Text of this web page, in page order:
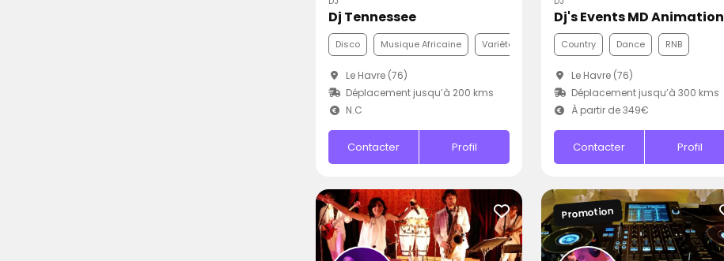
Dj Tennessee
Disco Musique Africaine Variété Internationale
Le Havre (76)
Déplacement jusqu’à 200 kms
N.C
Contacter Profil
Dj's Events MD Animation
Country Dance RNB
Le Havre (76)
Déplacement jusqu’à 300 kms
À partir de 349€
Contacter Profil
Promotion